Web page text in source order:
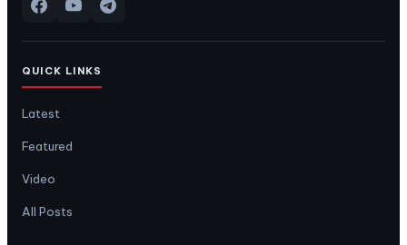
QUICK LINKS
Latest
Featured
Video
All Posts